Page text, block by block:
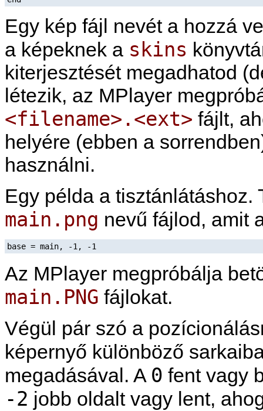
Egy kép fájl nevét a hozzá
a képeknek a skins
kiterjesztését megadhatod
létezik, az MPlayer
<filename>.<ext> fájlt,
helyére (ebben a
használni.
Egy példa a tisztánlátáshoz.
main.png nevű fájlod, amit
base = main, -1, -1
Az MPlayer megpróbálja
main.PNG fájlokat.
Végül pár szó a
képernyő különböző
megadásával. A 0 fent vagy
-2 jobb oldalt vagy lent,